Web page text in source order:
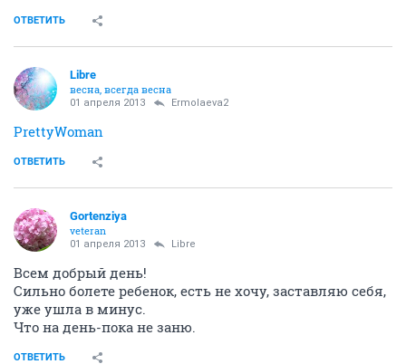
ОТВЕТИТЬ
Libre
весна, всегда весна
01 апреля 2013 Ermolaeva2
PrettyWoman
ОТВЕТИТЬ
Gortenziya
veteran
01 апреля 2013 Libre
Всем добрый день!
Сильно болете ребенок, есть не хочу, заставляю себя,
уже ушла в минус.
Что на день-пока не заню.
ОТВЕТИТЬ